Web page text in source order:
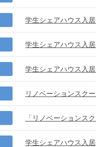
学生シェアハウス入
学生シェアハウス入
学生シェアハウス入
リノベーションスク
「リノベーションス
学生シェアハウス入